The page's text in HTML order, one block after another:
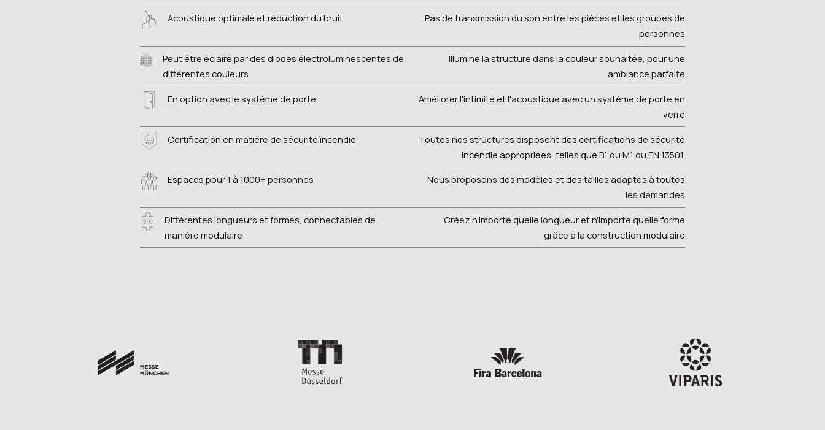
Acoustique optimale et réduction du bruit
Pas de transmission du son entre les pièces et les groupes de
personnes
Peut être éclairé par des diodes électroluminescentes de
différentes couleurs
Illumine la structure dans la couleur souhaitée, pour une
ambiance parfaite
En option avec le système de porte
Améliorer l'intimité et l'acoustique avec un système de porte en
verre
Certification en matière de sécurité incendie
Toutes nos structures disposent des certifications de sécurité
incendie appropriées, telles que B1 ou M1 ou EN 13501.
Espaces pour 1 à 1000+ personnes
Nous proposons des modèles et des tailles adaptés à toutes
les demandes
Différentes longueurs et formes, connectables de
manière modulaire
Créez n'importe quelle longueur et n'importe quelle forme
grâce à la construction modulaire